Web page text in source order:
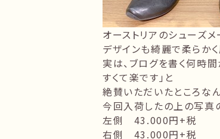
オーストリアのシューズ
デザインも綺麗で柔らか
実は、ブログを書く何時
すくて楽です」と
絶賛いただいたところなん
今回入荷したの上の写真
左側 43.000円+税
右側 43.000円+税